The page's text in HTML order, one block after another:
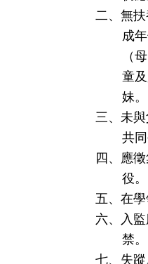
二、無
成
（
童
妹。
三、未
共
四、應
役。
五、在學
六、入
禁。
七、失蹤